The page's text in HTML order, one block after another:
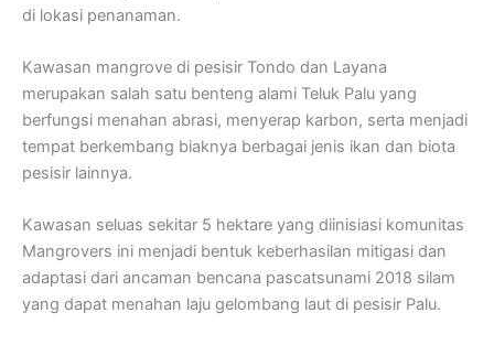
di lokasi penanaman.
Kawasan mangrove di pesisir Tondo dan Layana
merupakan salah satu benteng alami Teluk Palu yang
berfungsi menahan abrasi, menyerap karbon, serta menjadi
tempat berkembang biaknya berbagai jenis ikan dan biota
pesisir lainnya.
Kawasan seluas sekitar 5 hektare yang diinisiasi komunitas
Mangrovers ini menjadi bentuk keberhasilan mitigasi dan
adaptasi dari ancaman bencana pascatsunami 2018 silam
yang dapat menahan laju gelombang laut di pesisir Palu.